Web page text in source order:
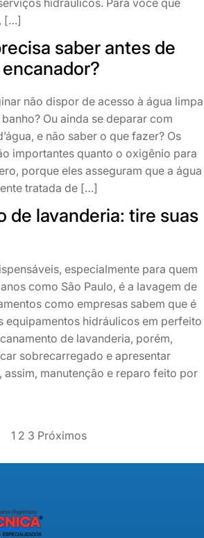
hidráulicos. Para você que
[…]
saber antes de
não dispor de acesso à água limpa
Ou ainda se deparar com
e não saber o que fazer? Os
importantes quanto o oxigênio para
porque eles asseguram que a água
tratada de […]
de lavanderia: tire suas
especialmente para quem
como São Paulo, é a lavagem de
como empresas sabem que é
equipamentos hidráulicos em perfeito
de lavanderia, porém,
sobrecarregado e apresentar
manutenção e reparo feito por
Paginação
dos
1 2 3 Próximos